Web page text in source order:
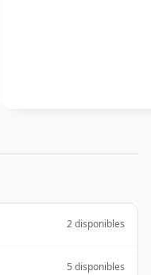
2 disponibles
5 disponibles